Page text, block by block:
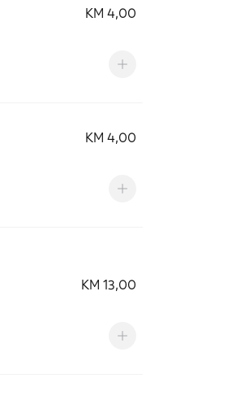
KM 4,00
KM 4,00
KM 13,00